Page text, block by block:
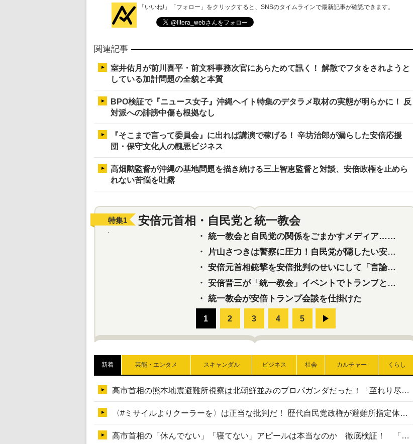
「いいね!」「フォロー」をクリックすると、SNSのタイムラインで最新記事が確認できます。
関連記事
室井佑月が前川喜平・前文科事務次官にあらためて訊く！ 解散でフタをされようと
している加計問題の全貌と本質
BPO検証で『ニュース女子』沖縄ヘイト特集のデタラメ取材の実態が明らかに！ 反
対派への誹謗中傷も根拠なし
『そこまで言って委員会』に出れば講演で稼げる！ 辛坊治郎が漏らした安倍応援
団・保守文化人の醜悪ビジネス
高畑勲監督が沖縄の基地問題を描き続ける三上智恵監督と対談、安倍政権を止めら
れない苦悩を吐露
特集1 安倍元首相・自民党と統一教会
・ 統一教会と自民党の関係をごまかすメディア…民放は有田芳生に発言自粛を要求
・
片山さつきは警察に圧力！自民党が隠したい安倍元首相と統一教会の深い関係
・ 安倍元首相銃撃を安倍批判のせいにして「言論封殺」に利用する自民党応援団
・ 安倍晋三が「統一教会」イベントでトランプと演説！同性婚や夫婦別姓を攻撃
・ 統一教会が安倍トランプ会談を仕掛けた
新着 芸能・エンタメ スキャンダル ビジネス 社会 カルチャー くらし
高市首相の熊本地震避難所視察は北朝鮮並みのプロパガンダだった！「至れり尽くせり」の選ばれた避難所の一方で実態は…
〈#ミサイルよりクーラーを〉は正当な批判だ！ 歴代自民党政権が避難所指定体育館へのエアコン設置を遅らせてきた客観的事実
高市首相の「休んでない」「寝てない」アピールは本当なのか 徹底検証！ 「資料読み込み」「アイロンがけ」も矛盾だらけ…